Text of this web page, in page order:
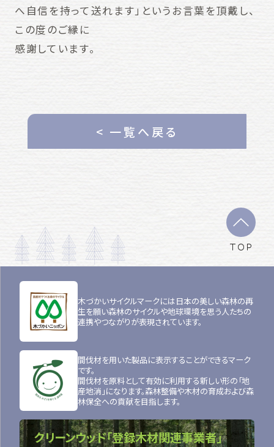
へ自信を持って送れます」というお言葉を頂戴し、
この度のご縁に
感謝しています。
< 一覧へ戻る
TOP
木づかいサイクルマークには日本の美しい森林の再
生を願い森林のサイクルや地球環境を思う人たちの
連携やつながりが表現されています。
間伐材を用いた製品に表示することができるマーク
です。
間伐材を原料として有効に利用する新しい形の「地
産地消」になります。森林整備や木材の育成および森
林保全への貢献を目指します。
クリーンウッド「登録木材関連事業者」